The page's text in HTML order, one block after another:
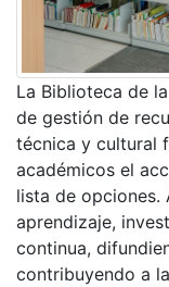
La Biblioteca de
de gestión de
técnica y cultural
académicos el
lista de opciones.
aprendizaje,
continua,
contribuyendo a